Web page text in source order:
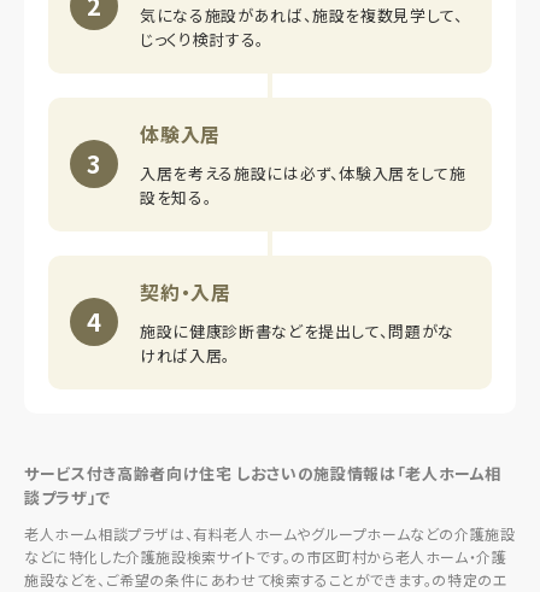
気になる施設があれば、施設を複数見学して、
じっくり検討する。
3
体験入居
入居を考える施設には必ず、体験入居をして施
設を知る。
4
契約・入居
施設に健康診断書などを提出して、問題がな
ければ入居。
サービス付き高齢者向け住宅 しおさいの施設情報は「老人ホーム相
談プラザ」で
老人ホーム相談プラザは、有料老人ホームやグループホームなどの介護施設
などに特化した介護施設検索サイトです。の市区町村から老人ホーム・介護
施設などを、ご希望の条件にあわせて検索することができます。の特定のエ